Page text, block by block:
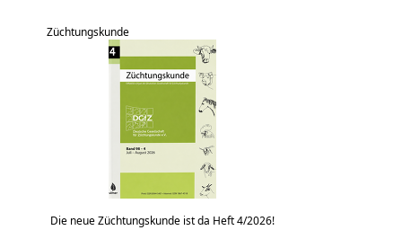
Züchtungskunde
Die neue Züchtungskunde ist da Heft 4/2026!